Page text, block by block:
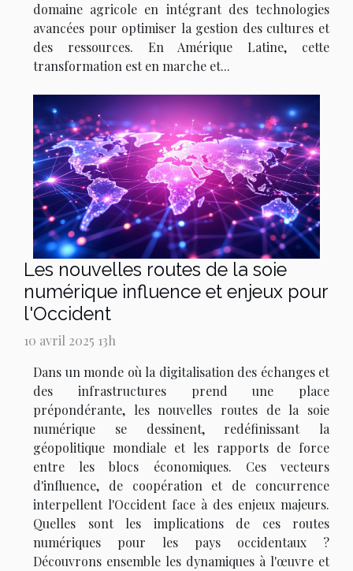
domaine agricole en intégrant des technologies
avancées pour optimiser la gestion des cultures et
des ressources. En Amérique Latine, cette
transformation est en marche et...
Les nouvelles routes de la soie
numérique influence et enjeux pour
l'Occident
10 avril 2025 13h
Dans un monde où la digitalisation des échanges et
des infrastructures prend une place
prépondérante, les nouvelles routes de la soie
numérique se dessinent, redéfinissant la
géopolitique mondiale et les rapports de force
entre les blocs économiques. Ces vecteurs
d'influence, de coopération et de concurrence
interpellent l'Occident face à des enjeux majeurs.
Quelles sont les implications de ces routes
numériques pour les pays occidentaux ?
Découvrons ensemble les dynamiques à l'œuvre et